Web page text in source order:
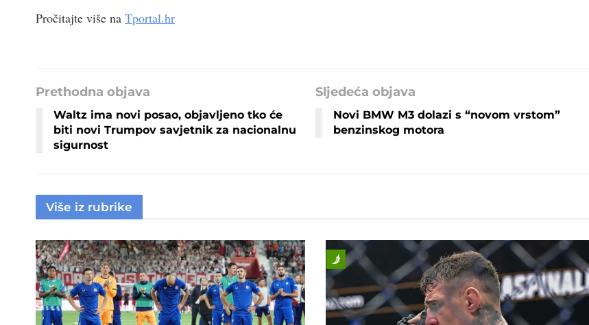
Pročitajte više na Tportal.hr
Prethodna objava
Waltz ima novi posao, objavljeno tko će
biti novi Trumpov savjetnik za nacionalnu
sigurnost
Sljedeća objava
Novi BMW M3 dolazi s “novom vrstom”
benzinskog motora
Više iz rubrike